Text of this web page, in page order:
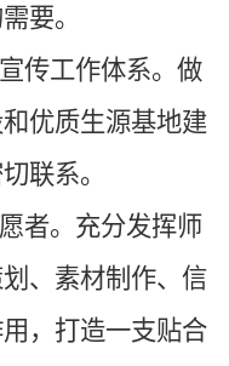
要。
传工作体系。做
优质生源基地建
联系。
者。充分发挥师
、素材制作、信
，打造一支贴合